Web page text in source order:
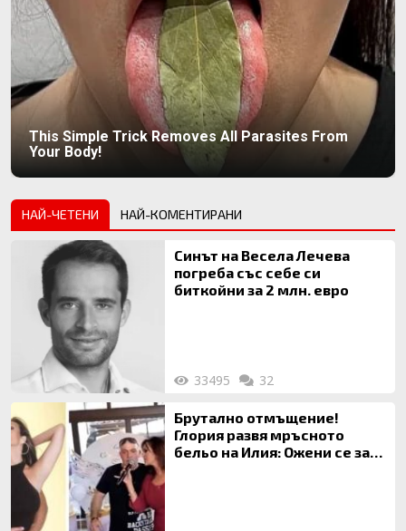
This Simple Trick Removes All Parasites From
Your Body!
НАЙ-ЧЕТЕНИ НАЙ-КОМЕНТИРАНИ
Синът на Весела Лечева
погреба със себе си
биткойни за 2 млн. евро
33495 32
Брутално отмъщение!
Глория развя мръсното
бельо на Илия: Ожени се за